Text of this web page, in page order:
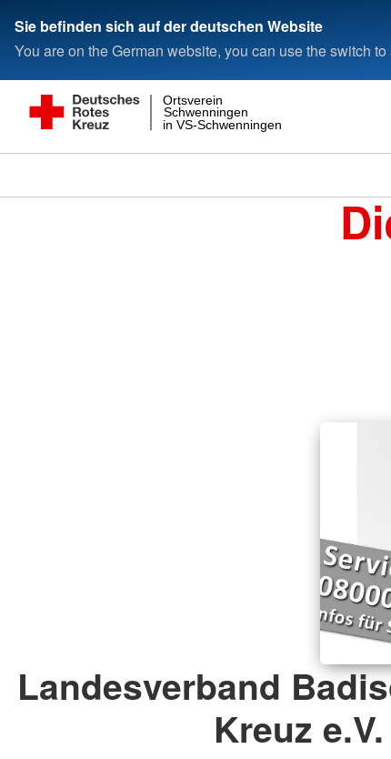
Sie befinden sich auf der deutschen Website
You are on the German website, you can use the switch
in VS-Schwenningen
Schwenningen
Ortsverein
Landesverband
Kreuz e.V.